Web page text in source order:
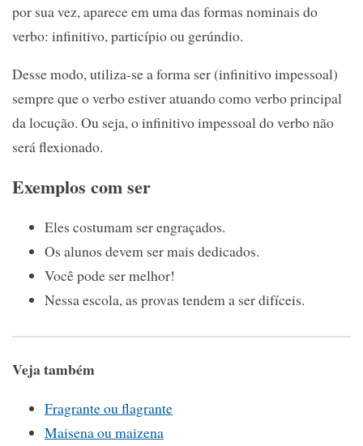
por sua vez, aparece em uma das formas nominais do
verbo: infinitivo, particípio ou gerúndio.
Desse modo, utiliza-se a forma ser (infinitivo impessoal)
sempre que o verbo estiver atuando como verbo principal
da locução. Ou seja, o infinitivo impessoal do verbo não
será flexionado.
Exemplos com ser
Eles costumam ser engraçados.
Os alunos devem ser mais dedicados.
Você pode ser melhor!
Nessa escola, as provas tendem a ser difíceis.
Veja também
Fragrante ou flagrante
Maisena ou maizena